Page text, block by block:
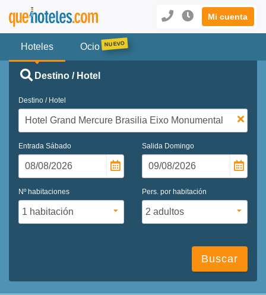
Mi cuenta
Hoteles Ocio
Destino / Hotel
Destino / Hotel
Entrada Sábado Salida Domingo
Nº habitaciones Pers. por habitación
Buscar